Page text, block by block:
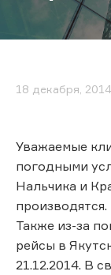
18 декабря, 2014
Уважаемые
погодными
Нальчика и
Также из-за
рейсы в
21.12.2014. В